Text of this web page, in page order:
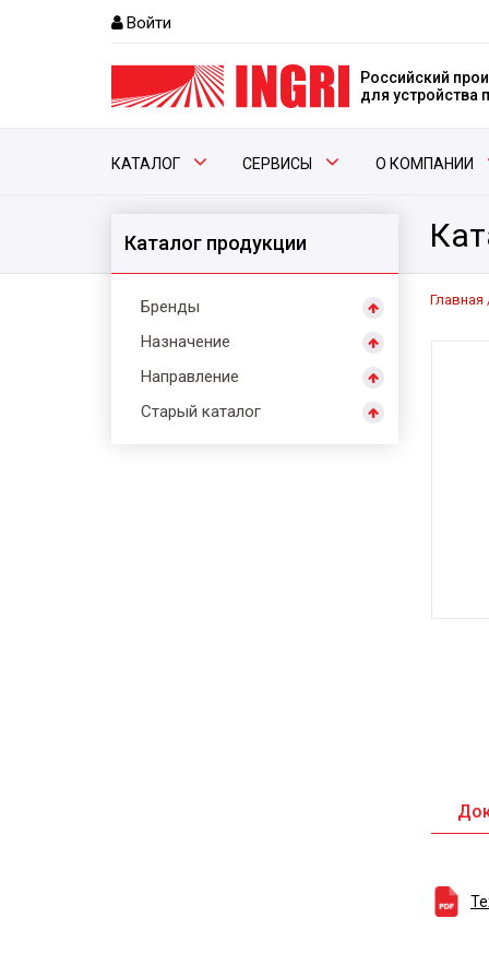
Войти
Российский
для
КАТАЛОГ СЕРВИСЫ О КОМПАНИИ
Каталог продукции
Бренды
Назначение
Направление
Старый каталог
Главная